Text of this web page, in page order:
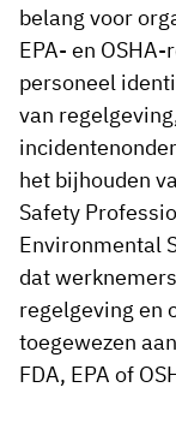
belang voor
EPA- en
personeel
van
het bijhouden
Safety
Environmental
dat
regelgeving en
toegewezen
FDA, EPA of